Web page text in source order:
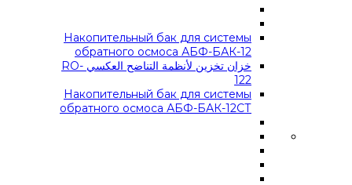
Накопительный бак для системы
обратного осмоса АБФ-БАК-12
خزان تخزين لأنظمة التناضح العكسي RO-
122
Накопительный бак для системы
обратного осмоса АБФ-БАК-12СТ